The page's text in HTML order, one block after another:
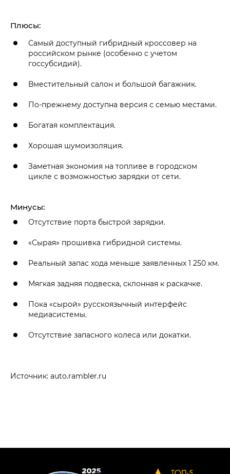
Плюсы:
Самый доступный гибридный кроссовер на
российском рынке (особенно с учетом
госсубсидий).
Вместительный салон и большой багажник.
По-прежнему доступна версия с семью местами.
Богатая комплектация.
Хорошая шумоизоляция.
Заметная экономия на топливе в городском
цикле с возможностью зарядки от сети.
Минусы:
Отсутствие порта быстрой зарядки.
«Сырая» прошивка гибридной системы.
Реальный запас хода меньше заявленных 1 250 км.
Мягкая задняя подвеска, склонная к раскачке.
Пока «сырой» русскоязычный интерфейс
медиасистемы.
Отсутствие запасного колеса или докатки.
Источник: auto.rambler.ru